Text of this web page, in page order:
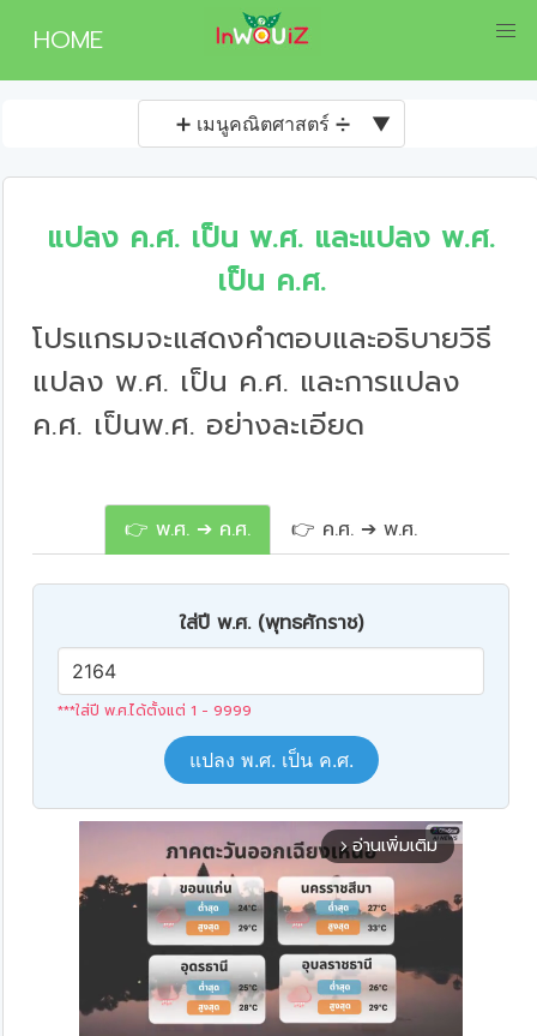
HOME
➕ เมนูคณิตศาสตร์ ➗ ▼
แปลง ค.ศ. เป็น พ.ศ. และแปลง พ.ศ.
เป็น ค.ศ.
โปรแกรมจะแสดงคำตอบและอธิบายวิธี
แปลง พ.ศ. เป็น ค.ศ. และการแปลง
ค.ศ. เป็นพ.ศ. อย่างละเอียด
👉 พ.ศ. ➔ ค.ศ. 👉 ค.ศ. ➔ พ.ศ.
ใส่ปี พ.ศ. (พุทธศักราช)
***ใส่ปี พ.ศ.ได้ตั้งแต่ 1 - 9999
แปลง พ.ศ. เป็น ค.ศ.
arrow_forward_ios อ่านเพิ่มเติม